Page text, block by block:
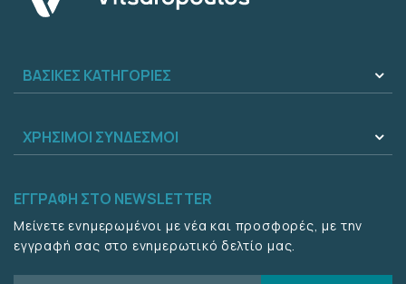
ΒΑΣΙΚΈΣ ΚΑΤΗΓΟΡΊΕΣ
ΧΡΉΣΙΜΟΙ ΣΎΝΔΕΣΜΟΙ
ΕΓΓΡΑΦΉ ΣΤΟ NEWSLETTER
Μείνετε ενημερωμένοι με νέα και προσφορές, με την
εγγραφή σας στο ενημερωτικό δελτίο μας.